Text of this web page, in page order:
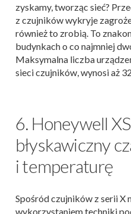
zyskamy, tworząc sieć?
z czujników wykryje
również to zrobią. To
budynkach o co najmniej
Maksymalna liczba
sieci czujników, wynosi aż
6. Honeywell
błyskawiczny
i temperaturę
Spośród czujników z serii X
wykorzystaniem techniki